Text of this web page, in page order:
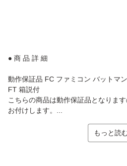
● 商 品 詳 細
動作保証品 FC ファミコン バットマ
FT 箱説付
こちらの商品は動作保証品となりま
お付けします。...
もっと読